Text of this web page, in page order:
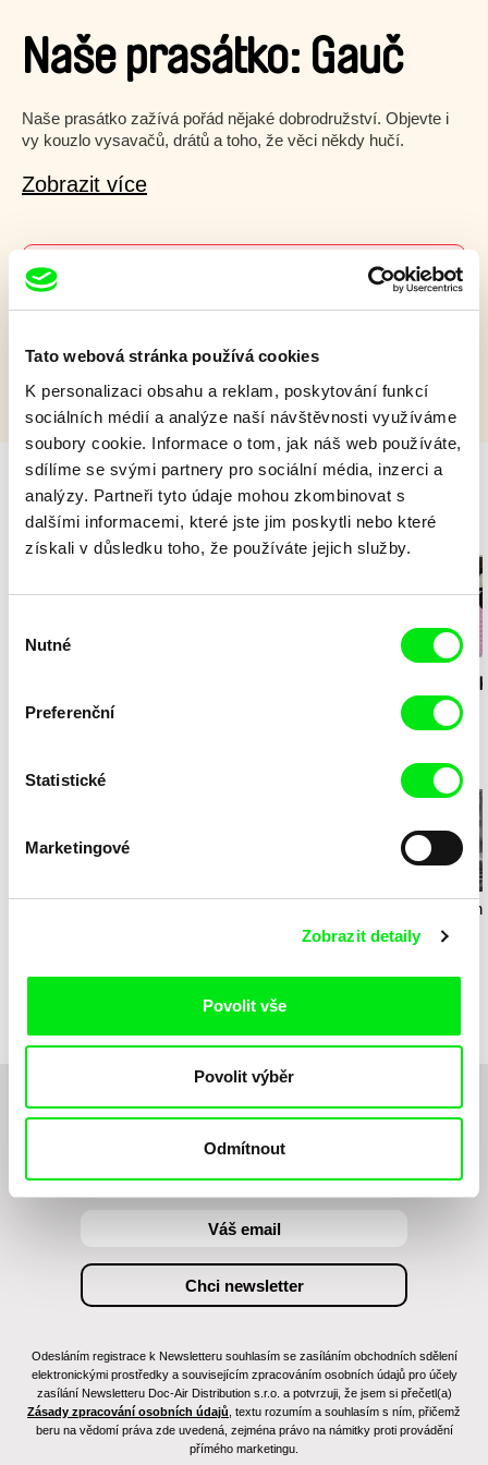
Tato webová stránka používá cookies
K personalizaci obsahu a reklam, poskytování funkcí
sociálních médií a analýze naší návštěvnosti využíváme
soubory cookie. Informace o tom, jak náš web používáte,
sdílíme se svými partnery pro sociální média, inzerci a
analýzy. Partneři tyto údaje mohou zkombinovat s
dalšími informacemi, které jste jim poskytli nebo které
získali v důsledku toho, že používáte jejich služby.
souhlasu
Nutné
Preferenční
Statistické
Marketingové
Zobrazit detaily
Povolit vše
Povolit výběr
Odmítnout
Naše prasátko: Gauč
Naše prasátko zažívá pořád nějaké dobrodružství. Objevte i
vy kouzlo vysavačů, drátů a toho, že věci někdy hučí.
Zobrazit více
Film bohužel není dostupný :(
Omlouváme se, ale tento titul není ve vaší zemi k
Milý tati - speciál
Milý tati:
animace
Až budu velká, chci být
Laila
Lžička
Chcete být pravidelně informováni o novinkách v
junior programu?
Odesláním registrace k Newsletteru souhlasím se zasíláním obchodních sdělení
elektronickými prostředky a souvisejícím zpracováním osobních údajů pro účely
zasílání Newsletteru Doc-Air Distribution s.r.o. a potvrzuji, že jsem si přečetl(a)
Zásady zpracování osobních údajů , textu rozumím a souhlasím s ním, přičemž
beru na vědomí práva zde uvedená, zejména právo na námitky proti provádění
přímého marketingu.